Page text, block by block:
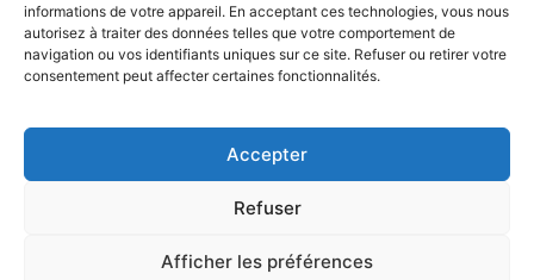
informations de votre appareil. En acceptant ces technologies, vous nous
autorisez à traiter des données telles que votre comportement de
navigation ou vos identifiants uniques sur ce site. Refuser ou retirer votre
consentement peut affecter certaines fonctionnalités.
Accepter
Refuser
Afficher les préférences
Contact
Compte
Boutique